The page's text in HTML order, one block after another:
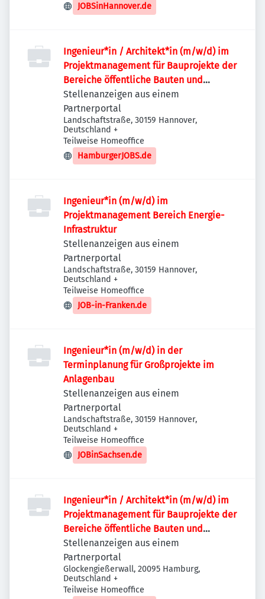
JOBSinHannover.de
Ingenieur*in / Architekt*in (m/w/d) im
Projektmanagement für Bauprojekte der
Bereiche öffentliche Bauten und
Industriebauten / Infrastruktur
Stellenanzeigen aus einem
Partnerportal
Landschaftstraße, 30159 Hannover,
Deutschland +
Teilweise Homeoffice
HamburgerJOBS.de
Ingenieur*in (m/w/d) im
Projektmanagement Bereich Energie-
Infrastruktur
Stellenanzeigen aus einem
Partnerportal
Landschaftstraße, 30159 Hannover,
Deutschland +
Teilweise Homeoffice
JOB-in-Franken.de
Ingenieur*in (m/w/d) in der
Terminplanung für Großprojekte im
Anlagenbau
Stellenanzeigen aus einem
Partnerportal
Landschaftstraße, 30159 Hannover,
Deutschland +
Teilweise Homeoffice
JOBinSachsen.de
Ingenieur*in / Architekt*in (m/w/d) im
Projektmanagement für Bauprojekte der
Bereiche öffentliche Bauten und
Industriebauten / Infrastruktur
Stellenanzeigen aus einem
Partnerportal
Glockengießerwall, 20095 Hamburg,
Deutschland +
Teilweise Homeoffice